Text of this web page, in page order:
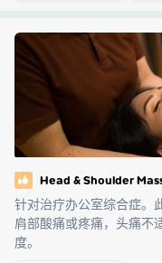
Head & Shoulder
针对治疗办公室综合症。
肩部酸痛或疼痛，头痛不
度。